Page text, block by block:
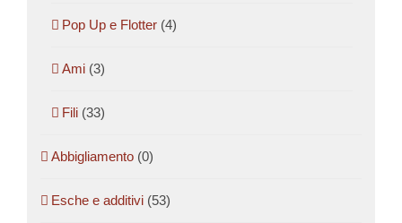
Pop Up e Flotter (4)
Ami (3)
Fili (33)
Abbigliamento (0)
Esche e additivi (53)